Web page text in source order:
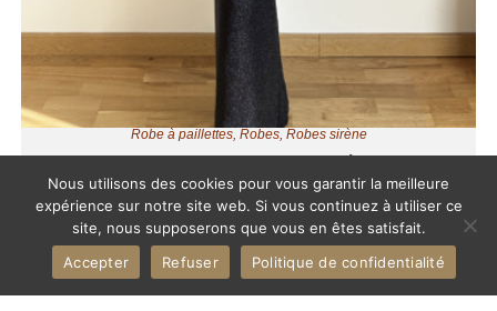
Robe à paillettes, Robes, Robes sirène
Robe moulante noire pailletée
156,00€
Nous utilisons des cookies pour vous garantir la meilleure
expérience sur notre site web. Si vous continuez à utiliser ce
site, nous supposerons que vous en êtes satisfait.
Accepter
Refuser Politique de confidentialité